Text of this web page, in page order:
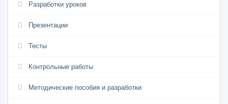
Разработки уроков
Презентации
Тесты
Контрольные работы
Методические пособия и разработки